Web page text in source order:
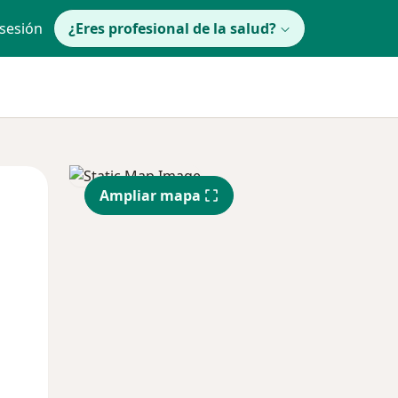
¿Eres profesional de la salud?
Mar
11 Ago
Mié
12 Ago
Ampliar mapa